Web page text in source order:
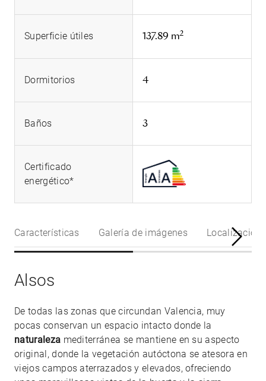
Superficie útiles 137.89 m2
Dormitorios 4
Baños 3
Certificado
energético*
Características Galería de imágenes Localización
Alsos
De todas las zonas que circundan Valencia, muy
pocas conservan un espacio intacto donde la
naturaleza mediterránea se mantiene en su aspecto
original, donde la vegetación autóctona se atesora en
viejos campos aterrazados y elevados, ofreciendo